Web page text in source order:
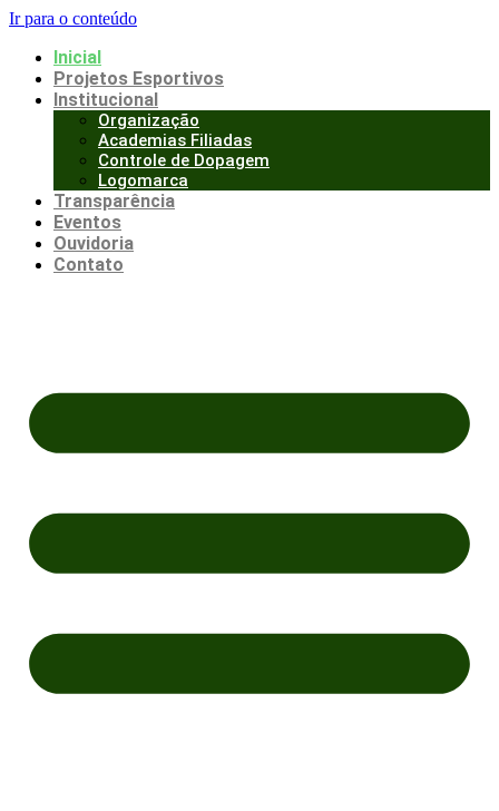
Ir para o conteúdo
Inicial
Projetos Esportivos
Institucional
Organização
Academias Filiadas
Controle de Dopagem
Logomarca
Transparência
Eventos
Ouvidoria
Contato